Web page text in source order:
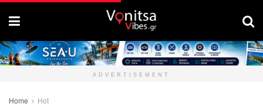
ADVERTISEMENT
Home Hot